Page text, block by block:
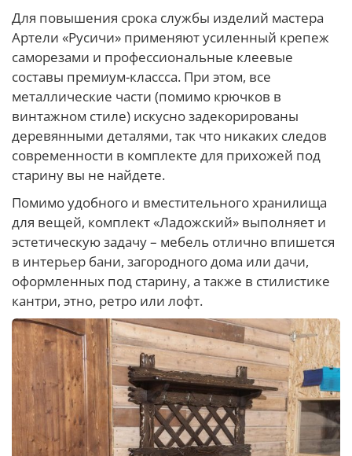
Для повышения срока службы изделий мастера
Артели «Русичи» применяют усиленный крепеж
саморезами и профессиональные клеевые
составы премиум-классса. При этом, все
металлические части (помимо крючков в
винтажном стиле) искусно задекорированы
деревянными деталями, так что никаких следов
современности в комплекте для прихожей под
старину вы не найдете.
Помимо удобного и вместительного хранилища
для вещей, комплект «Ладожский» выполняет и
эстетическую задачу – мебель отлично впишется
в интерьер бани, загородного дома или дачи,
оформленных под старину, а также в стилистике
кантри, этно, ретро или лофт.